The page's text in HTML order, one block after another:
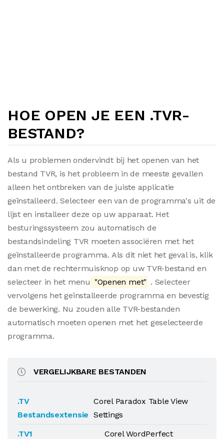
HOE OPEN JE EEN .TVR-
BESTAND?
Als u problemen ondervindt bij het openen van het
bestand TVR, is het probleem in de meeste gevallen
alleen het ontbreken van de juiste applicatie
geïnstalleerd. Selecteer een van de programma's uit de
lijst en installeer deze op uw apparaat. Het
besturingssysteem zou automatisch de
bestandsindeling TVR moeten associëren met het
geïnstalleerde programma. Als dit niet het geval is, klik
dan met de rechtermuisknop op uw TVR-bestand en
selecteer in het menu "Openen met" . Selecteer
vervolgens het geïnstalleerde programma en bevestig
de bewerking. Nu zouden alle TVR-bestanden
automatisch moeten openen met het geselecteerde
programma.
VERGELIJKBARE BESTANDEN
.TV
Bestandsextensie
Corel Paradox Table View
Settings
.TV1
Corel WordPerfect